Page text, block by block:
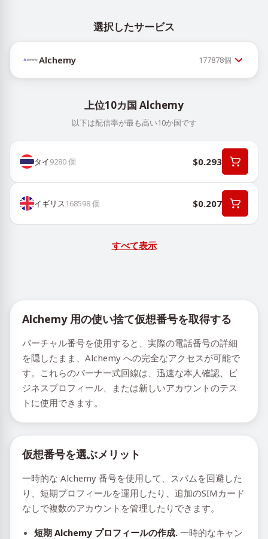
選択したサービス
Alchemy 177878個
上位10カ国 Alchemy
以下は配信率が最も高い10か国です
タイ9280個 $0.293
イギリス 168598個 $0.207
すべて表示
Alchemy 用の使い捨て仮想番号を取得する
バーチャル番号を使用すると、実際の電話番号の詳細
を隠したまま、Alchemy への完全なアクセスが可能で
す。これらのバーナー式回線は、迅速な本人確認、ビ
ジネスプロフィール、または新しいアカウントのテス
トに使用できます。
仮想番号を選ぶメリット
一時的な Alchemy 番号を使用して、スパムを回避した
り、短期プロフィールを運用したり、追加のSIMカード
なしで複数のアカウントを管理したりできます。
短期 Alchemy プロフィールの作成. 一時的なキャン